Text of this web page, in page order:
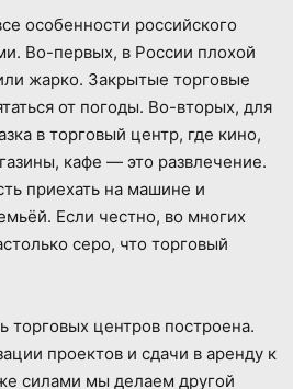
особенности российского
Во-первых, в России плохой
жарко. Закрытые торговые
от погоды. Во-вторых, для
в торговый центр, где кино,
кафе — это развлечение.
приехать на машине и
Если честно, во многих
серо, что торговый
торговых центров построена.
проектов и сдачи в аренду к
силами мы делаем другой